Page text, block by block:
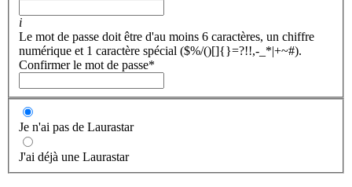
i
Le mot de passe doit être d'au moins 6 caractères, un chiffre
numérique et 1 caractère spécial ($%/()[]{}=?!!,-_*|+~#).
Confirmer le mot de passe*
Je n'ai pas de Laurastar
J'ai déjà une Laurastar